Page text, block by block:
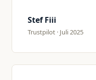
Stef Fiii
Trustpilot · Juli 2025